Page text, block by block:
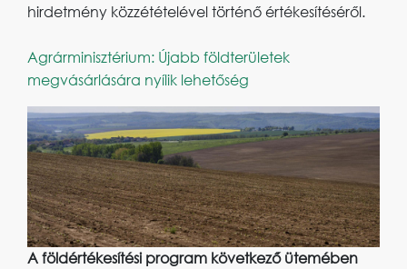
hirdetmény közzétételével történő értékesítéséről.
Agrárminisztérium: Újabb földterületek
megvásárlására nyílik lehetőség
A földértékesítési program következő ütemében